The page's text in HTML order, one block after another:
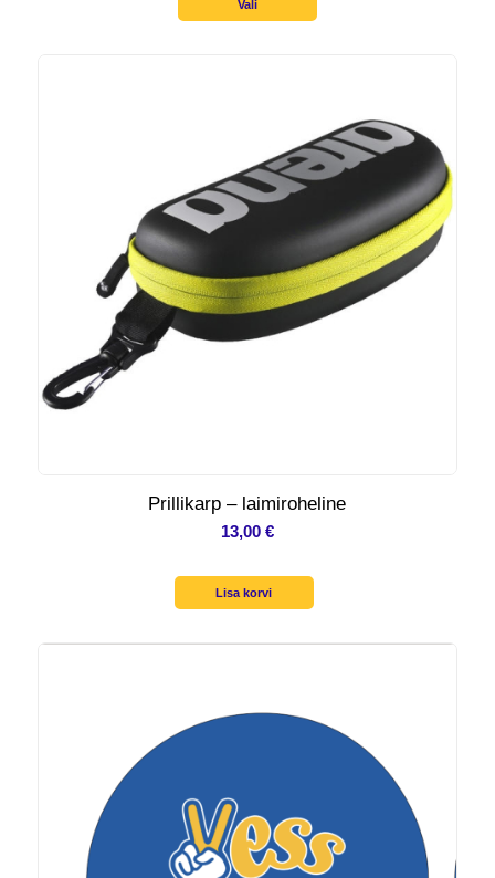
Vali
Prillikarp – laimiroheline
13,00 €
Lisa korvi